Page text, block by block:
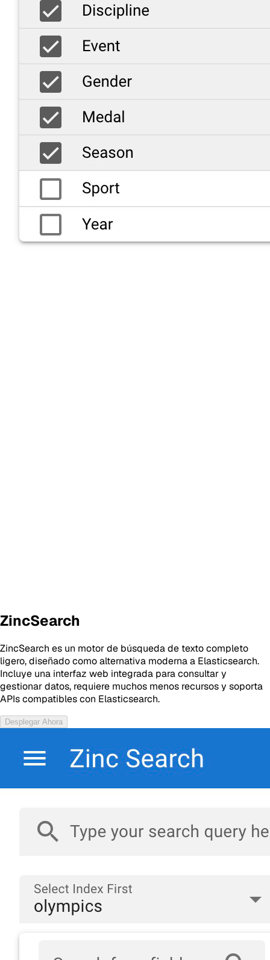
ZincSearch
ZincSearch es un motor de búsqueda de texto completo
ligero, diseñado como alternativa moderna a Elasticsearch.
Incluye una interfaz web integrada para consultar y
gestionar datos, requiere muchos menos recursos y soporta
APIs compatibles con Elasticsearch.
Desplegar Ahora